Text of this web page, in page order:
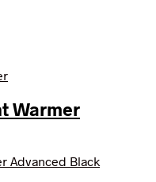
Warmer